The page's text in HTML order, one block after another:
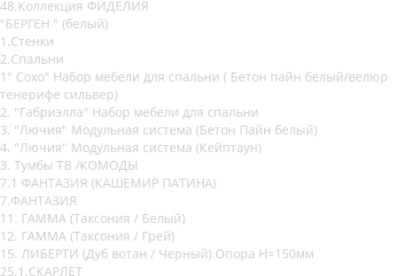
48.Коллекция ФИДЕЛИЯ
"БЕРГЕН " (белый)
1.Стенки
2.Спальни
1" Сохо" Набор мебели для спальни ( Бетон пайн белый/велюр
тенерифе сильвер)
2. "Габриэлла" Набор мебели для спальни
3. "Лючия" Модульная система (Бетон Пайн белый)
4. "Лючия" Модульная система (Кейптаун)
3. Тумбы ТВ /КОМОДЫ
7.1 ФАНТАЗИЯ (КАШЕМИР ПАТИНА)
7.ФАНТАЗИЯ
11. ГАММА (Таксония / Белый)
12. ГАММА (Таксония / Грей)
15. ЛИБЕРТИ (Дуб вотан / Черный) Опора Н=150мм
25.1.СКАРЛЕТ